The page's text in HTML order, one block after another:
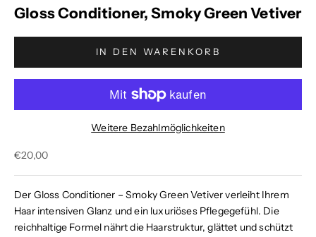
Gloss Conditioner, Smoky Green Vetiver
IN DEN WARENKORB
Weitere Bezahlmöglichkeiten
Angebot
€20,00
Der Gloss Conditioner – Smoky Green Vetiververleiht Ihrem
Haar intensiven Glanz und ein luxuriöses Pflegegefühl. Die
reichhaltige Formel nährt die Haarstruktur, glättet und schützt